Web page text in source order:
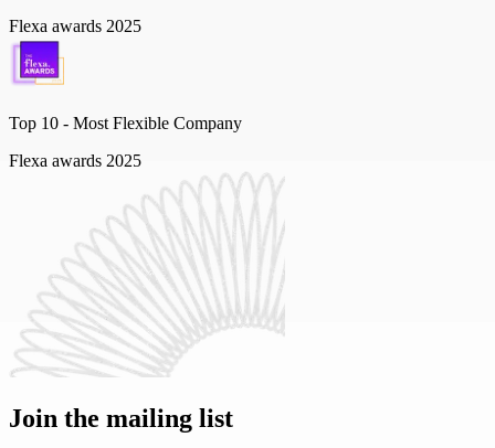
Flexa awards 2025
Top 10 - Most Flexible Company
Flexa awards 2025
Join the mailing list